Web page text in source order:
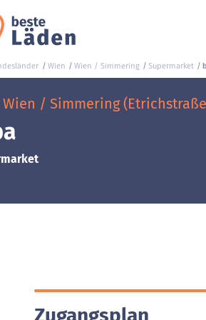
Wien Wien / Simmering Supermarket
/ Simmering